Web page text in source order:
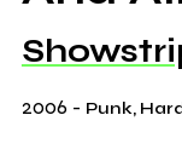
2006 - Punk,